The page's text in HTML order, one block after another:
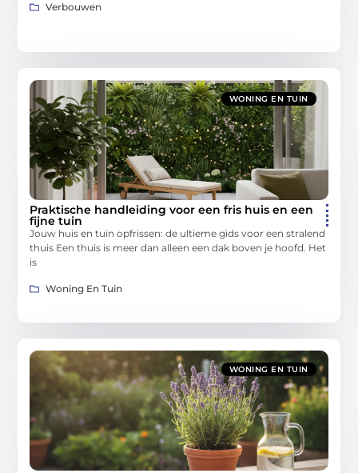
Verbouwen
WONING EN TUIN
Praktische handleiding voor een fris huis en een
fijne tuin
Jouw huis en tuin opfrissen: de ultieme gids voor een stralend
thuis Een thuis is meer dan alleen een dak boven je hoofd. Het
is
Woning En Tuin
WONING EN TUIN